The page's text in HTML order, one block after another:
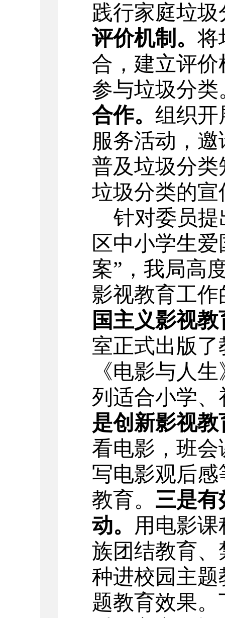
践行家庭垃圾
评价机制。 将
合，建立评
参与垃圾分类
合作。 组织开
服务活动，
普及垃圾分
垃圾分类的
针对委员提
区中小学生
案”，我局高
影视教育工作
国主义影视
室正式出版
《电影与人
列适合小学
是创新影视
看电影，班
写电影观后感
教育。 三是有
动。 用电影
族团结教育
种进校园主
题教育效果。